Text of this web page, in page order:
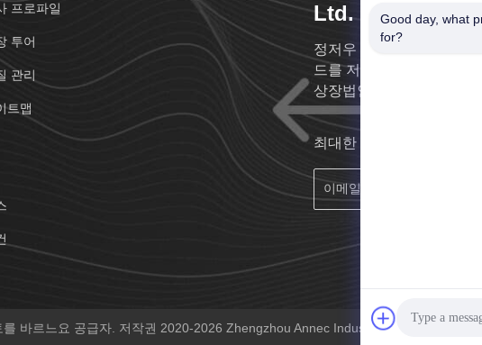
프로파일
투어
관리
트맵
Ltd.
정저우 ANNEC 인더스트
드를 저장한 이후 ９월달,
상장법인이었습니다 :
최대한 빨리 연락할게요
바르느요 공급자. 저작권 2020-2026 Zhengzhou Annec Industrial Co., Ltd. 모든 권
Good day, what
for?